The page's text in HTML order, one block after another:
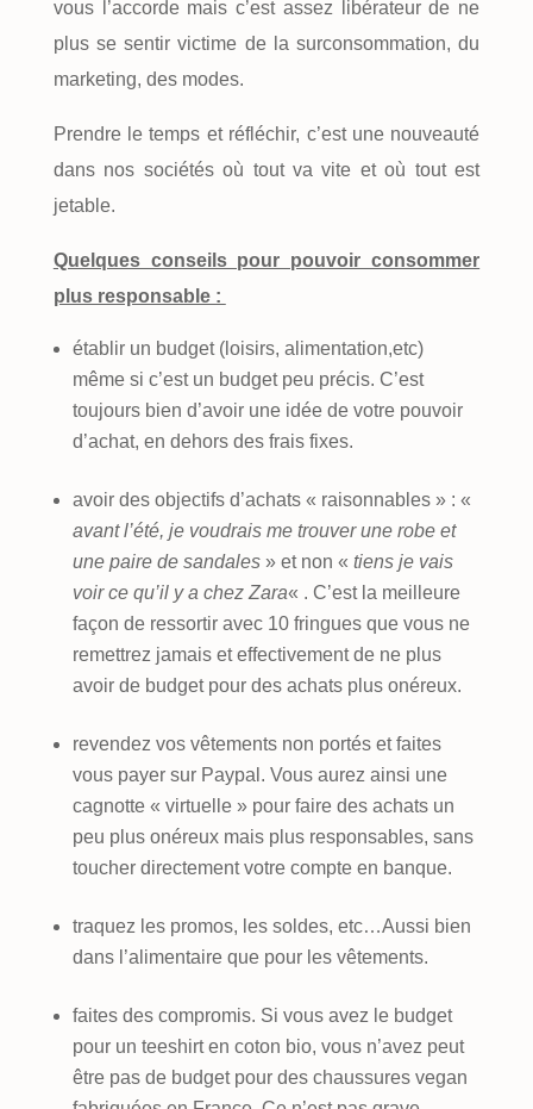
vous l’accorde mais c’est assez libérateur de ne
plus se sentir victime de la surconsommation, du
marketing, des modes.
Prendre le temps et réfléchir, c’est une nouveauté
dans nos sociétés où tout va vite et où tout est
jetable.
Quelques conseils pour pouvoir consommer
plus responsable :
établir un budget (loisirs, alimentation,etc)
même si c’est un budget peu précis. C’est
toujours bien d’avoir une idée de votre pouvoir
d’achat, en dehors des frais fixes.
avoir des objectifs d’achats « raisonnables » : «
avant l’été, je voudrais me trouver une robe et
une paire de sandales» et non « tiens je vais
voir ce qu’il y a chez Zara« . C’est la meilleure
façon de ressortir avec 10 fringues que vous ne
remettrez jamais et effectivement de ne plus
avoir de budget pour des achats plus onéreux.
revendez vos vêtements non portés et faites
vous payer sur Paypal. Vous aurez ainsi une
cagnotte « virtuelle » pour faire des achats un
peu plus onéreux mais plus responsables, sans
toucher directement votre compte en banque.
traquez les promos, les soldes, etc…Aussi bien
dans l’alimentaire que pour les vêtements.
faites des compromis. Si vous avez le budget
pour un teeshirt en coton bio, vous n’avez peut
être pas de budget pour des chaussures vegan